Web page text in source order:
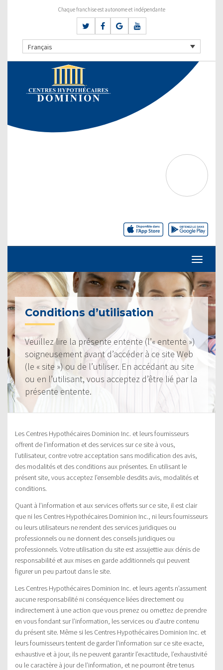
Chaque franchise est autonome et indépendante
Français
Conditions d’utilisation
Veuillez lire la présente entente (l’« entente »)
soigneusement avant d’accéder à ce site Web
(le « site ») ou de l’utiliser. En accédant au site
ou en l’utilisant, vous acceptez d’être lié par la
présente entente.
Les Centres Hypothécaires Dominion Inc. et leurs fournisseurs
offrent de l’information et des services sur ce site à vous,
l’utilisateur, contre votre acceptation sans modification des avis,
des modalités et des conditions aux présentes. En utilisant le
présent site, vous acceptez l’ensemble desdits avis, modalités et
conditions.
Quant à l’information et aux services offerts sur ce site, il est clair
que ni les Centres Hypothécaires Dominion Inc., ni leurs fournisseurs
ou leurs utilisateurs ne rendent des services juridiques ou
professionnels ou ne donnent des conseils juridiques ou
professionnels. Votre utilisation du site est assujettie aux dénis de
responsabilité et aux mises en garde additionnels qui peuvent
figurer un peu partout dans le site.
Les Centres Hypothécaires Dominion Inc. et leurs agents n’assument
aucune responsabilité ni conséquence liées directement ou
indirectement à une action que vous prenez ou omettez de prendre
en vous fondant sur l’information, les services ou d’autre contenu
du présent site. Même si les Centres Hypothécaires Dominion Inc. et
leurs fournisseurs tentent de garder l’information sur ce site exacte,
exhaustive et à jour, ils ne peuvent garantir l’exactitude, l’exhaustivité
ou le caractère à jour de l’information, et ne pourront être tenus